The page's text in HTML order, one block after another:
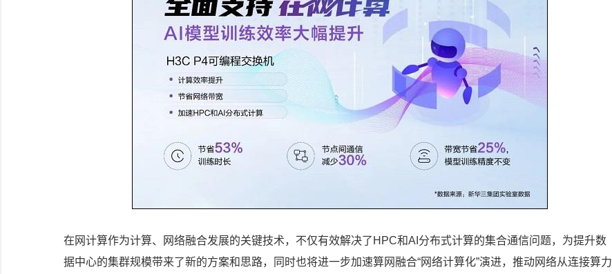
在网计算作为计算、网络融合发展的关键技术，不仅有效解决了HPC和AI分布式计算的集合通信问题，为提升数
据中心的集群规模带来了新的方案和思路，同时也将进一步加速算网融合“网络计算化”演进，推动网络从连接算力